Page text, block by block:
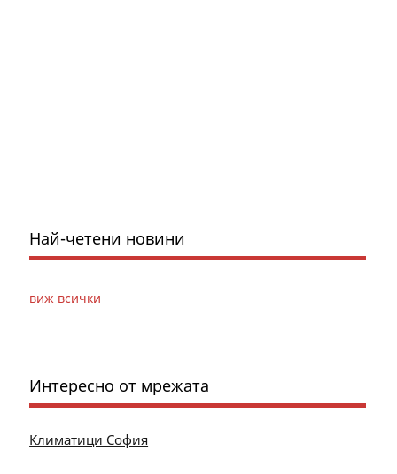
Най-четени новини
виж всички
Интересно от мрежата
Климатици София